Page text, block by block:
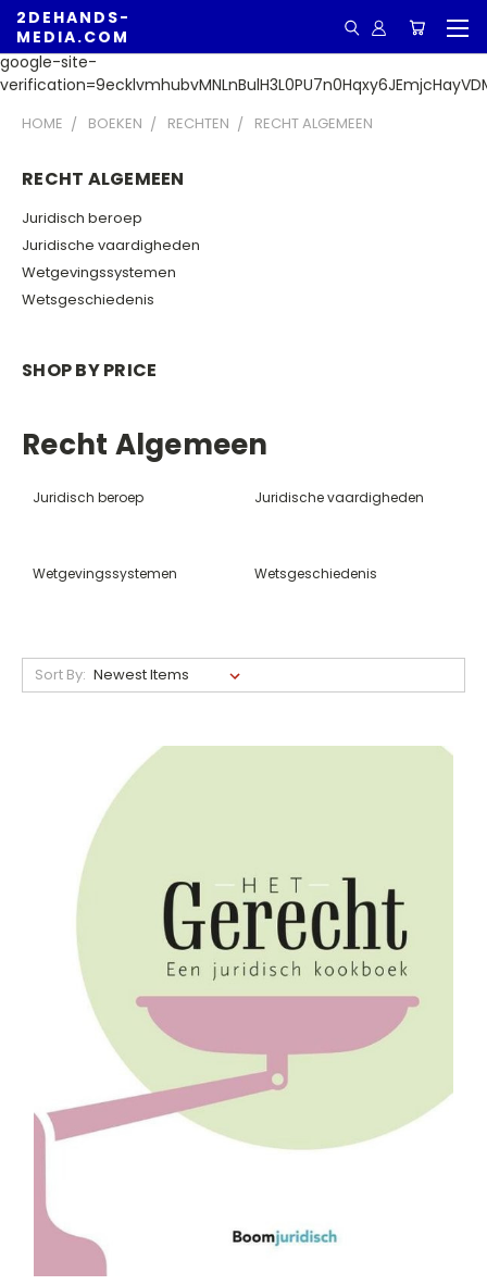
google-site-
2DEHANDS-
MEDIA.COM
HOME BOEKEN RECHTEN RECHT ALGEMEEN
RECHT ALGEMEEN
Juridisch beroep
Juridische vaardigheden
Wetgevingssystemen
Wetsgeschiedenis
SHOP BY PRICE
Recht Algemeen
Juridisch beroep Juridische vaardigheden
Wetgevingssystemen Wetsgeschiedenis
Sort By: